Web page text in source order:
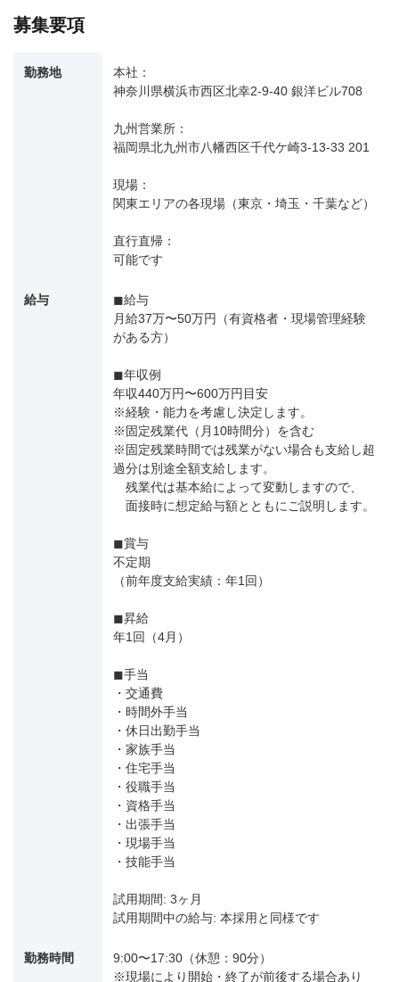
募集要項
勤務地
本社：
神奈川県横浜市西区北幸2-9-40 銀洋ビル708
九州営業所：
福岡県北九州市八幡西区千代ケ崎3-13-33 201
現場：
関東エリアの各現場（東京・埼玉・千葉など）
直行直帰：
可能です
給与
◼︎給与
月給37万〜50万円（有資格者・現場管理経験
がある方）
◼︎年収例
年収440万円〜600万円目安
※経験・能力を考慮し決定します。
※固定残業代（月10時間分）を含む
※固定残業時間では残業がない場合も支給し超
過分は別途全額支給します。
残業代は基本給によって変動しますので、
面接時に想定給与額とともにご説明します。
◼︎賞与
不定期
（前年度支給実績：年1回）
◼︎昇給
年1回（4月）
◼︎手当
・交通費
・時間外手当
・休日出勤手当
・家族手当
・住宅手当
・役職手当
・資格手当
・出張手当
・現場手当
・技能手当
試用期間: 3ヶ月
試用期間中の給与: 本採用と同様です
勤務時間
9:00〜17:30（休憩：90分）
※現場により開始・終了が前後する場合あり